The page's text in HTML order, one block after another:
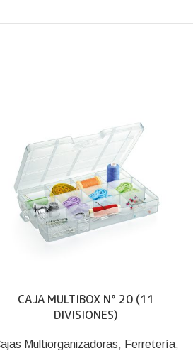
CAJA MULTIBOX N° 20 (11
DIVISIONES)
Multiorganizadoras, Ferretería,